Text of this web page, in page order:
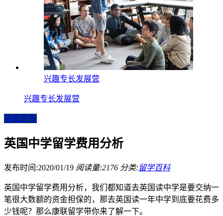
兴趣专长发展营
兴趣专长发展营
查看更多
英国中学留学费用分析
发布时间:2020/01/19 阅读量:2176 分类: 留学百科
英国中学留学费用分析，我们都知道去英国读中学是要交纳一
笔很大数额的资金担保的，那去英国读一年中学到底要花费多
少钱呢？那么康联留学带你来了解一下。